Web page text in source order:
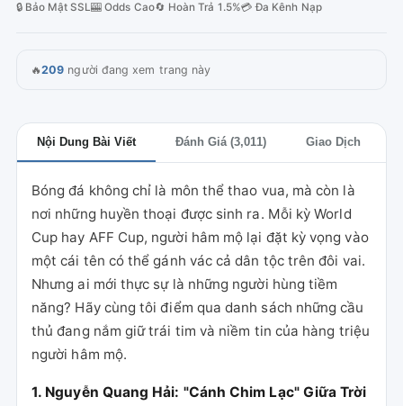
🔒 Bảo Mật SSL🎰 Odds Cao🔄 Hoàn Trả 1.5%💳 Đa Kênh Nạp
🔥209 người đang xem trang này
Nội Dung Bài Viết Đánh Giá (3,011) Giao Dịch
Bóng đá không chỉ là môn thể thao vua, mà còn là
nơi những huyền thoại được sinh ra. Mỗi kỳ World
Cup hay AFF Cup, người hâm mộ lại đặt kỳ vọng vào
một cái tên có thể gánh vác cả dân tộc trên đôi vai.
Nhưng ai mới thực sự là những người hùng tiềm
năng? Hãy cùng tôi điểm qua danh sách những cầu
thủ đang nắm giữ trái tim và niềm tin của hàng triệu
người hâm mộ.
1. Nguyễn Quang Hải: "Cánh Chim Lạc" Giữa Trời